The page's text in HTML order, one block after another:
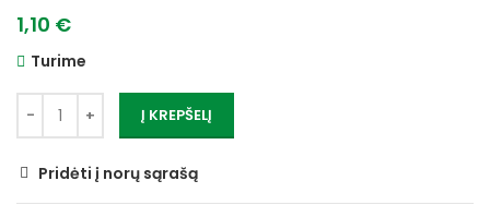
1,10 €
Turime
Į KREPŠELĮ
Pridėti į norų sąrašą